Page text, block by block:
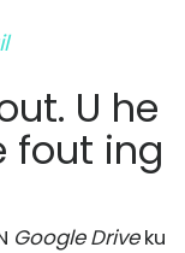
U he
fout ing
Google Driveku